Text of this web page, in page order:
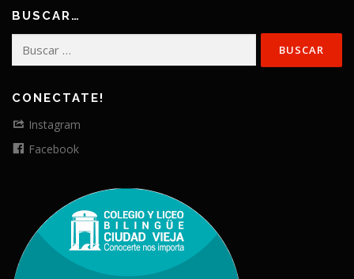
BUSCAR…
CONECTATE!
Instagram
Facebook